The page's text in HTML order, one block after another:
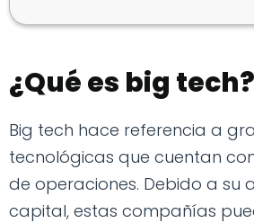
¿Qué es big tech?
Big tech hace referencia a
tecnológicas que cuentan
de operaciones. Debido a su
capital, estas compañías